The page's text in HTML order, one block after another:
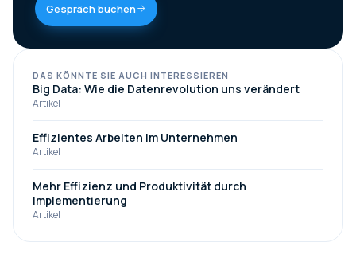
Gespräch buchen
DAS KÖNNTE SIE AUCH INTERESSIEREN
Big Data: Wie die Datenrevolution uns verändert
Artikel
Effizientes Arbeiten im Unternehmen
Artikel
Mehr Effizienz und Produktivität durch
Implementierung
Artikel